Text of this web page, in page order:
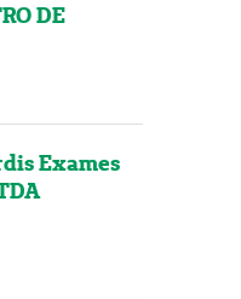
DE
Exames